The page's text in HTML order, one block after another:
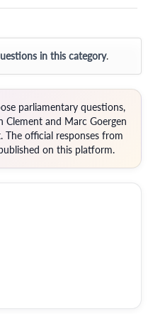
in this category.
parliamentary questions,
Clement and Marc Goergen
official responses from
on this platform.